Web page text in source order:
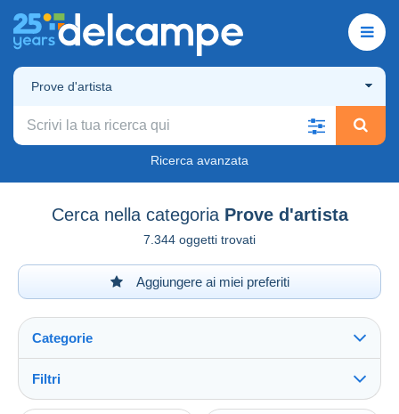
Prove d'artista
Ricerca avanzata
Cerca nella categoria Prove d'artista
7.344 oggetti trovati
Aggiungere ai miei preferiti
Categorie
Filtri